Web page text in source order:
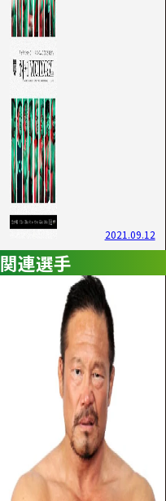
2021.09.12
関連選手